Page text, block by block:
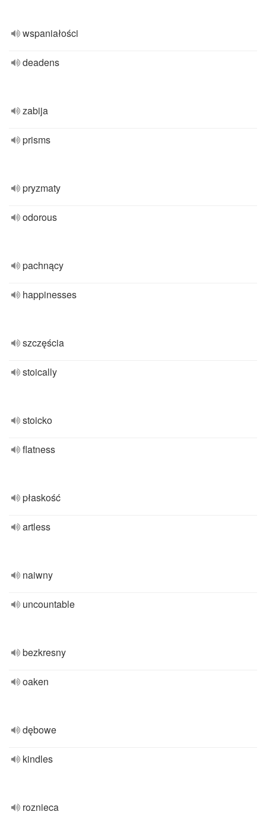
wspaniałości
deadens
zabija
prisms
pryzmaty
odorous
pachnący
happinesses
szczęścia
stoically
stoicko
flatness
płaskość
artless
naiwny
uncountable
bezkresny
oaken
dębowe
kindles
roznieca